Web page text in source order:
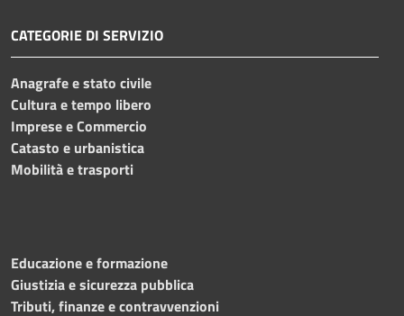
CATEGORIE DI SERVIZIO
Anagrafe e stato civile
Cultura e tempo libero
Imprese e Commercio
Catasto e urbanistica
Mobilità e trasporti
Educazione e formazione
Giustizia e sicurezza pubblica
Tributi, finanze e contravvenzioni